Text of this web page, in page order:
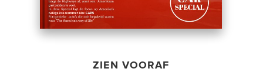
ZIEN VOORAF